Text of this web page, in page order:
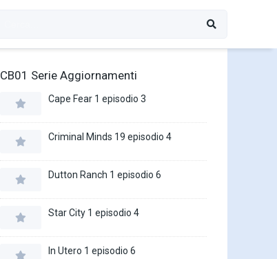
CB01 Serie Aggiornamenti
Cape Fear 1 episodio 3
Criminal Minds 19 episodio 4
Dutton Ranch 1 episodio 6
Star City 1 episodio 4
In Utero 1 episodio 6